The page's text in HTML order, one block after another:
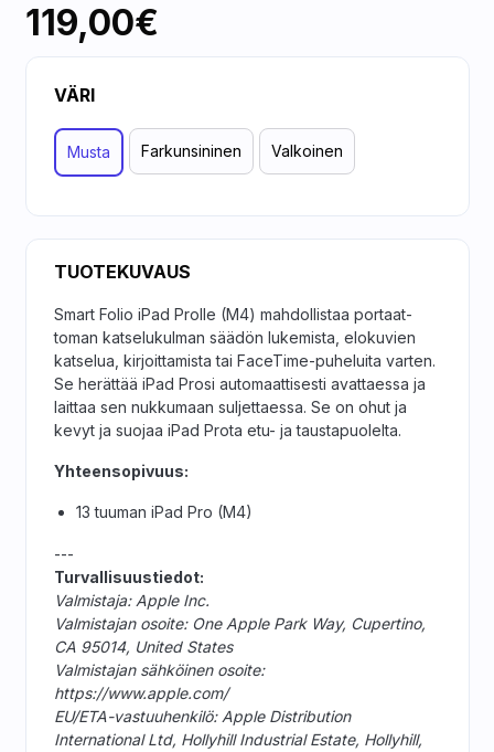
119,00€
VÄRI
Musta Farkun­sininen Valkoinen
TUOTEKUVAUS
Smart Folio iPad Prolle (M4) mahdollistaa portaat­
toman katselu­kulman säädön lukemista, elokuvien
katselua, kirjoittamista tai FaceTime-puheluita varten.
Se herättää iPad Prosi automaattisesti avattaessa ja
laittaa sen nukkumaan suljettaessa. Se on ohut ja
kevyt ja suojaa iPad Prota etu- ja taustapuolelta.
Yhteensopivuus:
13 tuuman iPad Pro (M4)
---
Turvallisuustiedot:
Valmistaja: Apple Inc.
Valmistajan osoite: One Apple Park Way, Cupertino,
CA 95014, United States
Valmistajan sähköinen osoite:
https://www.apple.com/
EU/ETA-vastuuhenkilö: Apple Distribution
International Ltd, Hollyhill Industrial Estate, Hollyhill,